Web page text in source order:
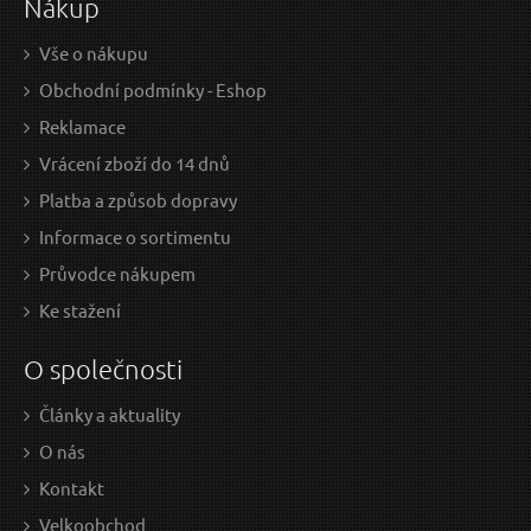
Nákup
Vše o nákupu
Obchodní podmínky - Eshop
Reklamace
Vrácení zboží do 14 dnů
Platba a způsob dopravy
Informace o sortimentu
Průvodce nákupem
Ke stažení
O společnosti
Články a aktuality
O nás
Kontakt
Velkoobchod